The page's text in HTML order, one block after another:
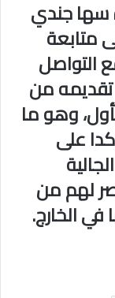
سها جندي
متابعة
التواصل
من
وهو ما
على
لهم من
في الخارج.